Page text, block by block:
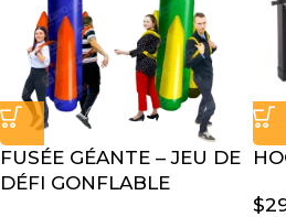
FUSÉE GÉANTE – JEU DE
DÉFI GONFLABLE
$